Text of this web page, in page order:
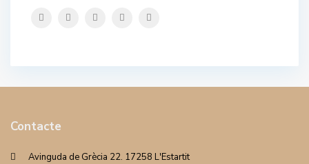
Contacte
Avinguda de Grècia 22. 17258 L'Estartit